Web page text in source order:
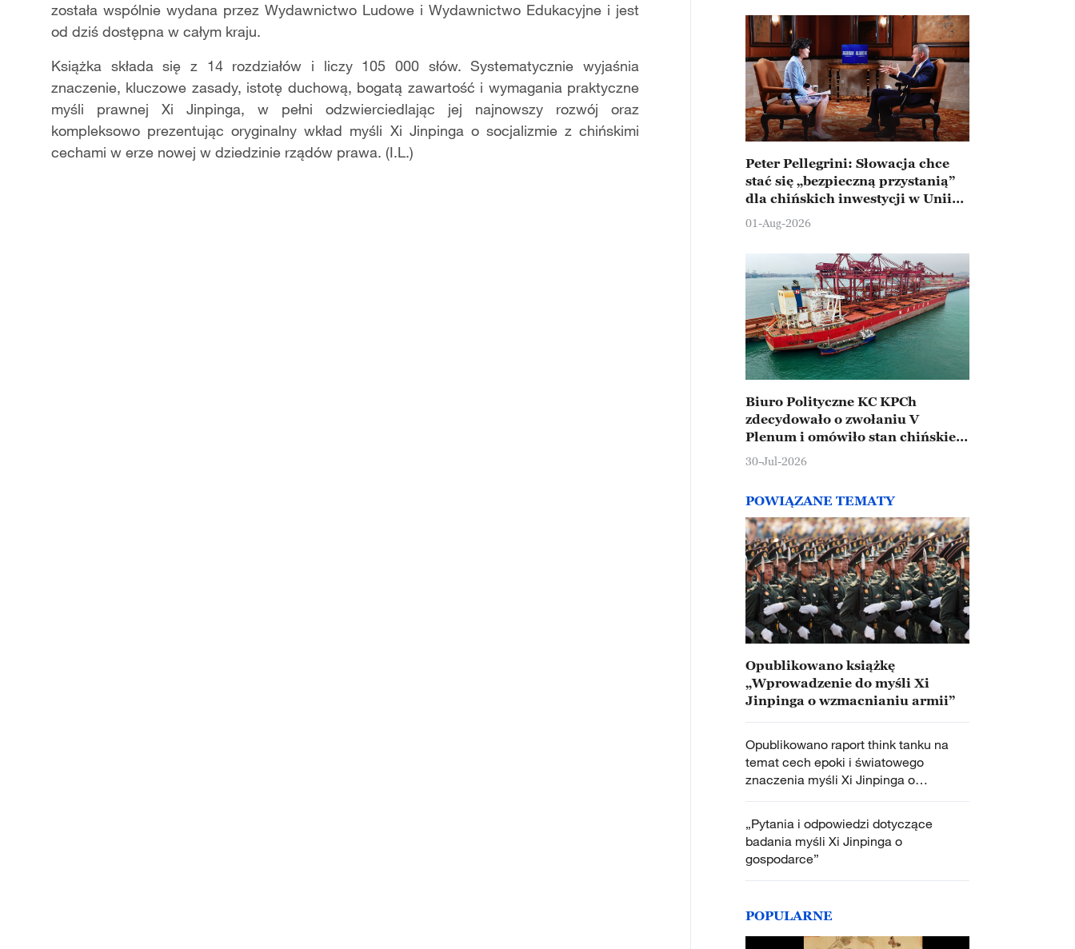
została wspólnie wydana przez Wydawnictwo Ludowe i Wydawnictwo Edukacyjne i jest
od dziś dostępna w całym kraju.
Książka składa się z 14 rozdziałów i liczy 105 000 słów. Systematycznie wyjaśnia
znaczenie, kluczowe zasady, istotę duchową, bogatą zawartość i wymagania praktyczne
myśli prawnej Xi Jinpinga, w pełni odzwierciedlając jej najnowszy rozwój oraz
kompleksowo prezentując oryginalny wkład myśli Xi Jinpinga o socjalizmie z chińskimi
cechami w erze nowej w dziedzinie rządów prawa. (I.L.)
Peter Pellegrini: Słowacja chce
stać się „bezpieczną przystanią”
dla chińskich inwestycji w Unii
Europejskiej
01-Aug-2026
Biuro Polityczne KC KPCh
zdecydowało o zwołaniu V
Plenum i omówiło stan chińskiej
gospodarki
30-Jul-2026
POWIĄZANE TEMATY
Opublikowano książkę
„Wprowadzenie do myśli Xi
Jinpinga o wzmacnianiu armii”
Opublikowano raport think tanku na
temat cech epoki i światowego
znaczenia myśli Xi Jinpinga o
budowaniu partii
„Pytania i odpowiedzi dotyczące
badania myśli Xi Jinpinga o
gospodarce”
POPULARNE